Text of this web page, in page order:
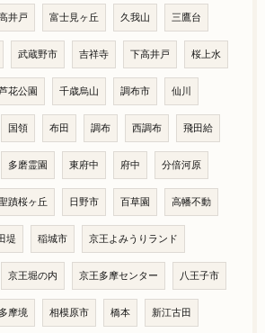
井戸 富士見ヶ丘 久我山 三鷹台
武蔵野市 吉祥寺 下高井戸 桜上水
花公園 千歳烏山 調布市 仙川
国領 布田 調布 西調布 飛田給
多磨霊園 東府中 府中 分倍河原
蹟桜ヶ丘 日野市 百草園 高幡不動
堤 稲城市 京王よみうりランド
京王堀の内 京王多摩センター 八王子市
多摩境 相模原市 橋本 新江古田